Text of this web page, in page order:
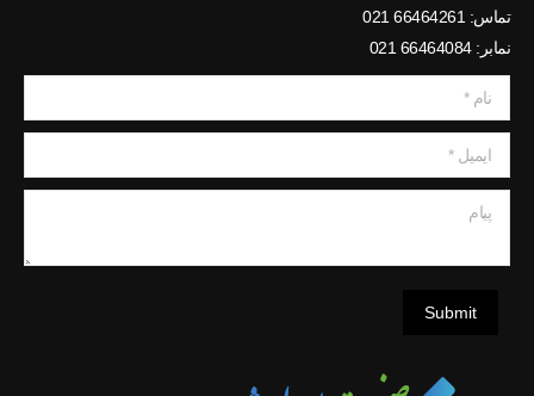
تماس: 66464261 021
نمابر: 66464084 021
نام *
ایمیل *
Submit